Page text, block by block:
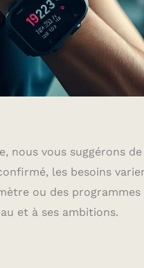
nous vous suggérons
les besoins
ou des
et à ses ambitions.